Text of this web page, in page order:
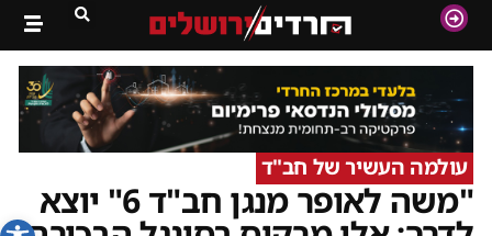
פתח
עולמה העשיר של חב"ד
"משה לאופר מנגן חב"ד 6" יוצא